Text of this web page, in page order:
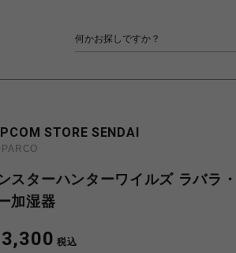
STORE SENDAI
スターハンターワイルズ ラバラ
加湿器
3,300 税込